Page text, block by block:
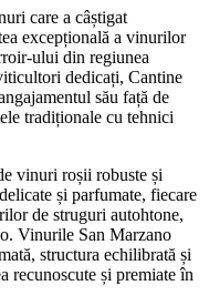
care a câștigat
excepțională a vinurilor
ului din regiunea
dedicați, Cantine
său față de
tradiționale cu tehnici
vinuri roșii robuste și
și parfumate, fiecare
de struguri autohtone,
Vinurile San Marzano
structura echilibrată și
recunoscute și premiate în